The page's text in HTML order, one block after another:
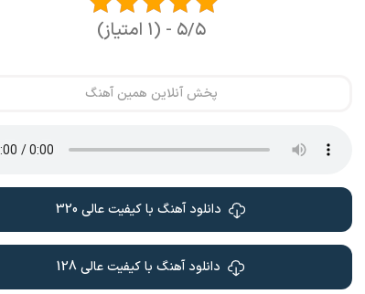
۵/۵ - (۱ امتیاز)
پخش آنلاین همین آهنگ
دانلود آهنگ با کیفیت عالی 320
دانلود آهنگ با کیفیت عالی 128